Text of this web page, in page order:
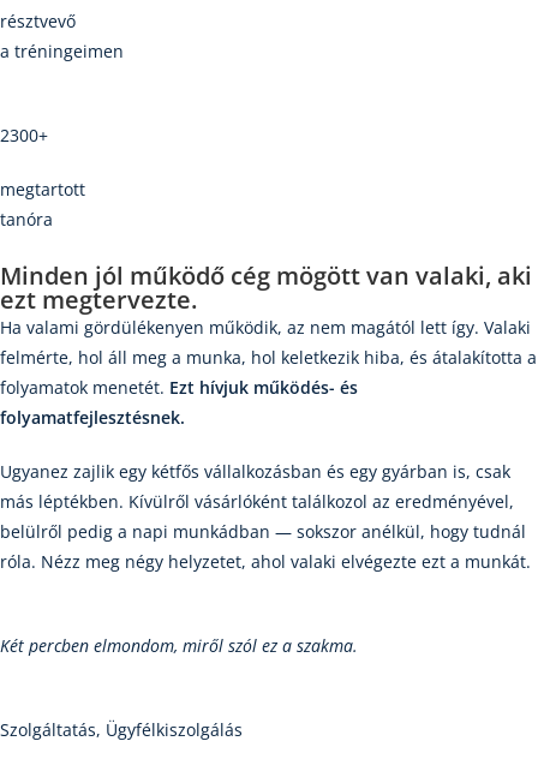
résztvevő
a tréningeimen
2300+
megtartott
tanóra
Minden jól működő cég mögött van valaki, aki
ezt megtervezte.
Ha valami gördülékenyen működik, az nem magától lett így. Valaki
felmérte, hol áll meg a munka, hol keletkezik hiba, és átalakította a
folyamatok menetét. Ezt hívjuk működés- és
folyamatfejlesztésnek.
Ugyanez zajlik egy kétfős vállalkozásban és egy gyárban is, csak
más léptékben. Kívülről vásárlóként találkozol az eredményével,
belülről pedig a napi munkádban — sokszor anélkül, hogy tudnál
róla. Nézz meg négy helyzetet, ahol valaki elvégezte ezt a munkát.
Két percben elmondom, miről szól ez a szakma.
Szolgáltatás, Ügyfélkiszolgálás